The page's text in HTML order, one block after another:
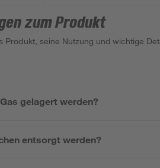
zum Produkt
Produkt, seine Nutzung und wichtige
gelagert werden?
entsorgt werden?